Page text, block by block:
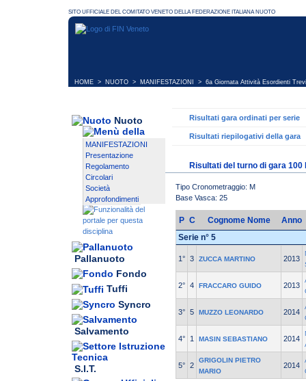
HOME > NUOTO > MANIFESTAZIONI > 6a Giornata Attività Esordienti
Nuoto
MANIFESTAZIONI
Presentazione
Regolamento
Circolari
Società
Approfondimenti
Pallanuoto
Fondo
Tuffi
Syncro
Salvamento
S.I.T.
Risultati gara ordinati per serie
Risultati riepilogativi della gara
Risultati del turno di gara
Tipo Cronometraggio: M
Base Vasca: 25
P C Cognome Nome
Anno
Serie n° 5
1° 3 ZUCCA MARTINO 2013
2° 4 FRACCARO GUIDO 2013
3° 5 MUZZO LEONARDO 2014
4° 1 MASIN SEBASTIANO 2014
5° 2
GRIGOLIN PIETRO
MARIO
2014